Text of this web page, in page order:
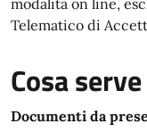
modalità on line,
Telematico di
Cosa serve
Documenti da